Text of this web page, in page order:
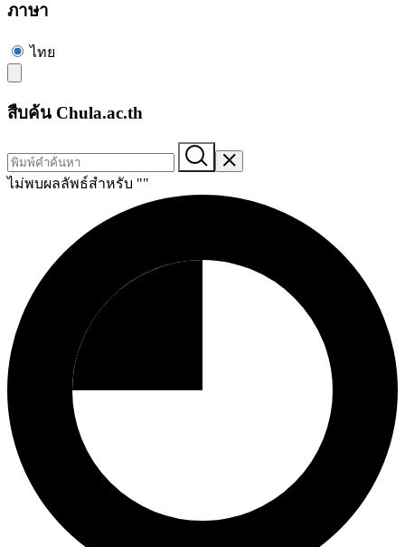
ภาษา
ไทย
สืบค้น Chula.ac.th
ไม่พบผลลัพธ์สำหรับ ""